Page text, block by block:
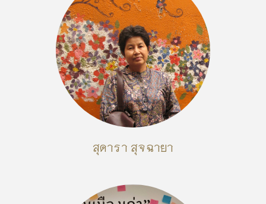
สุดารา สุจฉายา